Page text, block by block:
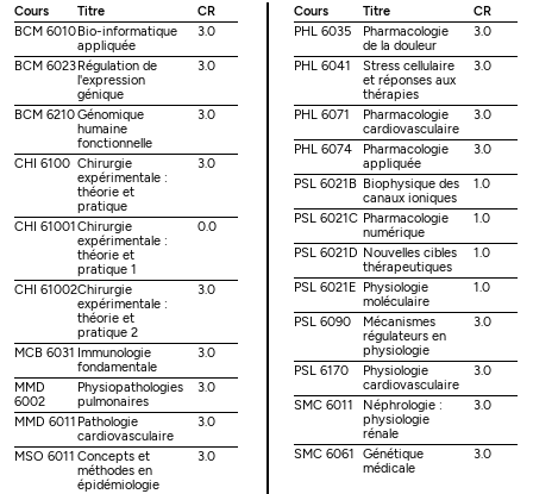
Cours Titre
CR
BCM 6010Bio-informatique
appliquée
3.0
BCM 6023Régulation de
l'expression
génique
3.0
BCM 6210Génomique
humaine
fonctionnelle
3.0
CHI 6100 Chirurgie
expérimentale :
théorie et
pratique
3.0
CHI 61001Chirurgie
expérimentale :
théorie et
pratique 1
0.0
CHI 61002Chirurgie
expérimentale :
théorie et
pratique 2
3.0
MCB 6031 Immunologie
fondamentale
3.0
MMD
6002
Physiopathologies
pulmonaires
3.0
MMD 6011 Pathologie
cardiovasculaire
3.0
MSO 6011 Concepts et
méthodes en
épidémiologie
3.0
Cours Titre
CR
PHL 6035
Pharmacologie
de la douleur
3.0
PHL 6041
Stress cellulaire
et réponses aux
thérapies
3.0
PHL 6071
Pharmacologie
cardiovasculaire
3.0
PHL 6074
Pharmacologie
appliquée
3.0
PSL 6021B Biophysique des
canaux ioniques
1.0
PSL 6021C Pharmacologie
numérique
1.0
PSL 6021D Nouvelles cibles
thérapeutiques
1.0
PSL 6021E Physiologie
moléculaire
1.0
PSL 6090
Mécanismes
régulateurs en
physiologie
3.0
PSL 6170
Physiologie
cardiovasculaire
3.0
SMC 6011
Néphrologie :
physiologie
rénale
3.0
SMC 6061
Génétique
médicale
3.0